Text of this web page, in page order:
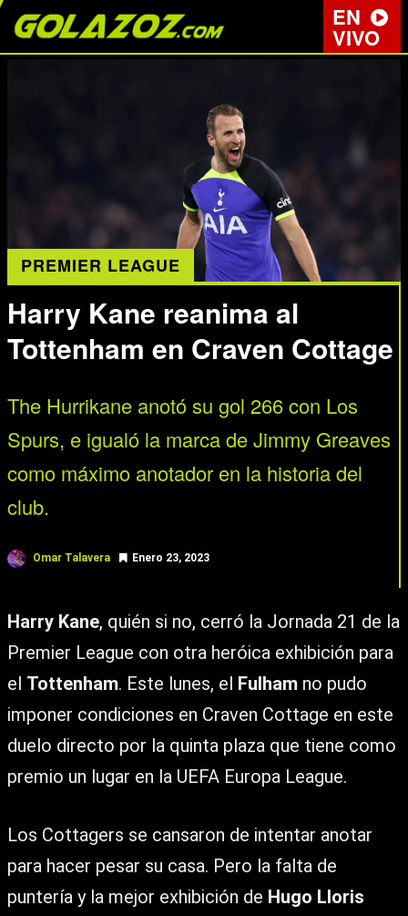
EN
VIVO
PREMIER LEAGUE
Harry Kane reanima al
Tottenham en Craven Cottage
The Hurrikane anotó su gol 266 con Los
Spurs, e igualó la marca de Jimmy Greaves
como máximo anotador en la historia del
club.
Omar Talavera Enero 23, 2023
Harry Kane, quién si no, cerró la Jornada 21 de la
Premier League con otra heróica exhibición para
el Tottenham. Este lunes, el Fulham no pudo
imponer condiciones en Craven Cottage en este
duelo directo por la quinta plaza que tiene como
premio un lugar en la UEFA Europa League.
Los Cottagers se cansaron de intentar anotar
para hacer pesar su casa. Pero la falta de
puntería y la mejor exhibición de Hugo Lloris